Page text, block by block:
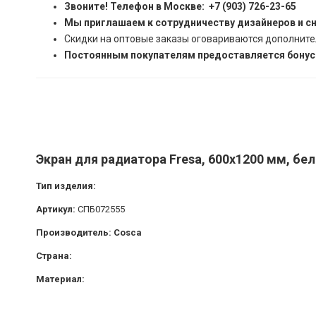
Звоните! Телефон в Москве: +7 (903) 726-23-65
Мы приглашаем к сотрудничеству дизайнеров и
Скидки на оптовые заказы оговариваются
Постоянным покупателям предоставляется
Экран для радиатора Fresa, 600х1200 мм,
Тип изделия:
Артикул: СПБ072555
Производитель: Cosca
Страна:
Материал: